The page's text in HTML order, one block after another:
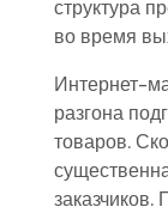
структура
во время
Интернет-
разгона
товаров.